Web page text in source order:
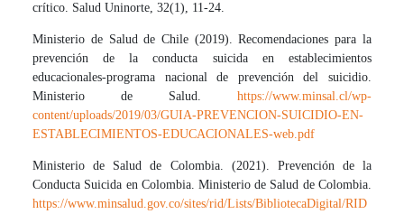
crítico. Salud Uninorte, 32(1), 11-24.
Ministerio de Salud de Chile (2019). Recomendaciones para la
prevención de la conducta suicida en establecimientos
educacionales-programa nacional de prevención del suicidio.
Ministerio de Salud. https://www.minsal.cl/wp-
content/uploads/2019/03/GUIA-PREVENCION-SUICIDIO-EN-
ESTABLECIMIENTOS-EDUCACIONALES-web.pdf
Ministerio de Salud de Colombia. (2021). Prevención de la
Conducta Suicida en Colombia. Ministerio de Salud de Colombia.
https://www.minsalud.gov.co/sites/rid/Lists/BibliotecaDigital/RID